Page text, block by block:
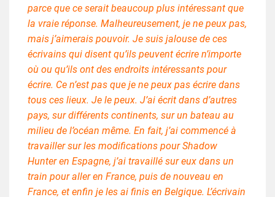
parce que ce serait beaucoup plus intéressant que
la vraie réponse. Malheureusement, je ne peux pas,
mais j’aimerais pouvoir. Je suis jalouse de ces
écrivains qui disent qu’ils peuvent écrire n’importe
où ou qu’ils ont des endroits intéressants pour
écrire. Ce n’est pas que je ne peux pas écrire dans
tous ces lieux. Je le peux. J’ai écrit dans d’autres
pays, sur différents continents, sur un bateau au
milieu de l’océan même. En fait, j’ai commencé à
travailler sur les modifications pour Shadow
Hunter en Espagne, j’ai travaillé sur eux dans un
train pour aller en France, puis de nouveau en
France, et enfin je les ai finis en Belgique. L’écrivain